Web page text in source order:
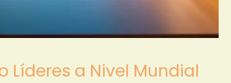
Líderes a Nivel Mundial